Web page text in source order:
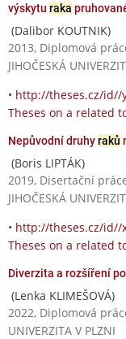
výskytu raka
(Dalibor KOUTNIK)
2013, Diplomová
JIHOČESKÁ
• http://theses.cz/id//
Theses on a related
Nepůvodní druhyraků
(Boris LIPTÁK)
2019, Disertační
JIHOČESKÁ
• http://theses.cz/id//
Theses on a related
Diverzita a rozšíření
(Lenka KLIMEŠOVÁ)
2022, Diplomová
UNIVERZITA V PLZNI